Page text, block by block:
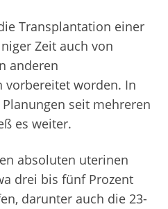
Transplantation einer
Zeit auch von
anderen
vorbereitet worden. In
seit mehreren
es weiter.
absoluten uterinen
drei bis fünf Prozent
darunter auch die 23-